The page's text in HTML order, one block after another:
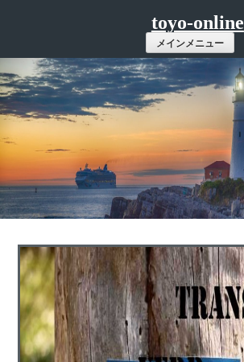
ツ
へ
ス
キ
ッ
プ
toyo-online
メインメニュー